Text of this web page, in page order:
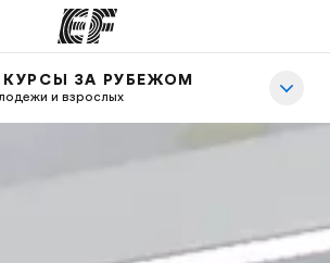
КУРСЫ ЗА РУБЕЖОМ
и взрослых